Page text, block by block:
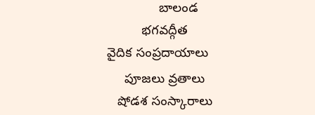
బాలకాండ
భగవద్గీత
వైదిక సంప్రదాయాలు
పూజలు వ్రతాలు
షోడశ సంస్కారాలు